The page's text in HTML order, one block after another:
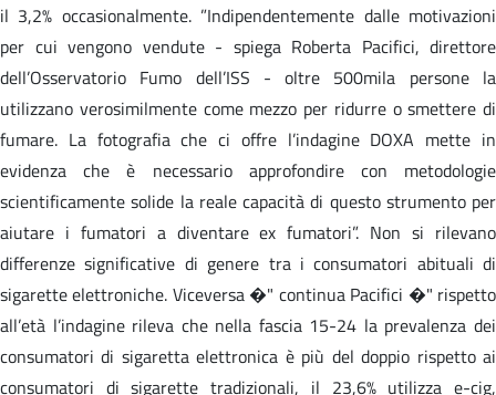
il 3,2% occasionalmente. ”Indipendentemente dalle motivazioni
per cui vengono vendute - spiega Roberta Pacifici, direttore
dell’Osservatorio Fumo dell’ISS - oltre 500mila persone la
utilizzano verosimilmente come mezzo per ridurre o smettere di
fumare. La fotografia che ci offre l’indagine DOXA mette in
evidenza che è necessario approfondire con metodologie
scientificamente solide la reale capacità di questo strumento per
aiutare i fumatori a diventare ex fumatori”. Non si rilevano
differenze significative di genere tra i consumatori abituali di
sigarette elettroniche. Viceversa �" continua Pacifici �" rispetto
all’età l’indagine rileva che nella fascia 15-24 la prevalenza dei
consumatori di sigaretta elettronica è più del doppio rispetto ai
consumatori di sigarette tradizionali, il 23,6% utilizza e-cig,